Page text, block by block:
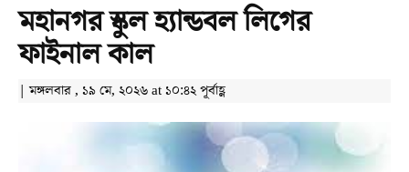
মহানগর স্কুল হ্যান্ডবল লিগের
ফাইনাল কাল
| মঙ্গলবার , ১৯ মে, ২০২৬ at ১০:৪২ পূর্বাহ্ণ